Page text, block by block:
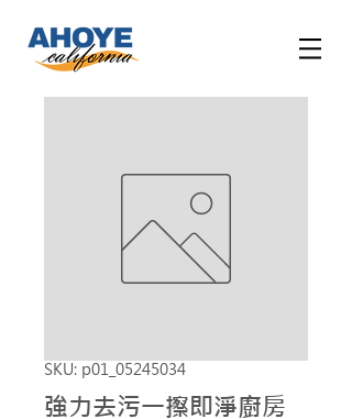
SKU: p01_05245034
強力去污一擦即淨廚房